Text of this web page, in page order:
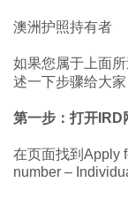
澳洲护照持有者
如果您属于上面
述一下步骤给大家
第一步：打开
在页面找到Apply
number –